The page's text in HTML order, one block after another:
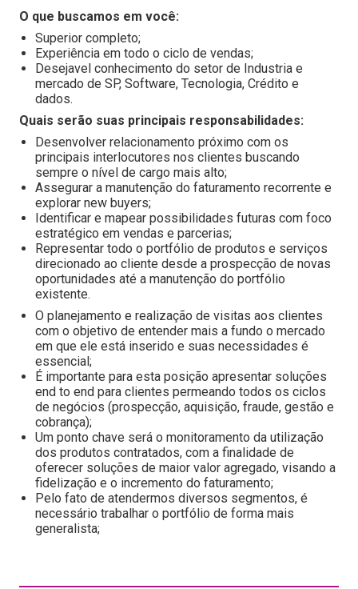
O que buscamos em você:
Superior completo;
Experiência em todo o ciclo de vendas;
Desejavel conhecimento do setor de Industria e
mercado de SP, Software, Tecnologia, Crédito e
dados.
Quais serão suas principais responsabilidades:
Desenvolver relacionamento próximo com os
principais interlocutores nos clientes buscando
sempre o nível de cargo mais alto;
Assegurar a manutenção do faturamento recorrente e
explorar new buyers;
Identificar e mapear possibilidades futuras com foco
estratégico em vendas e parcerias;
Representar todo o portfólio de produtos e serviços
direcionado ao cliente desde a prospecção de novas
oportunidades até a manutenção do portfólio
existente.
O planejamento e realização de visitas aos clientes
com o objetivo de entender mais a fundo o mercado
em que ele está inserido e suas necessidades é
essencial;
É importante para esta posição apresentar soluções
end to end para clientes permeando todos os ciclos
de negócios (prospecção, aquisição, fraude, gestão e
cobrança);
Um ponto chave será o monitoramento da utilização
dos produtos contratados, com a finalidade de
oferecer soluções de maior valor agregado, visando a
fidelização e o incremento do faturamento;
Pelo fato de atendermos diversos segmentos, é
necessário trabalhar o portfólio de forma mais
generalista;